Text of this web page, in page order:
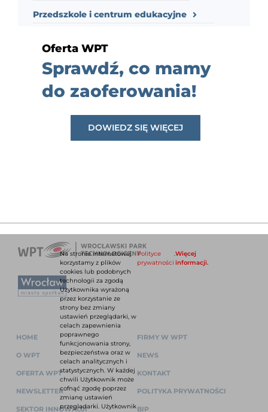
Oferta WPT
Sprawdź, co mamy
do zaoferowania!
DOWIEDZ SIĘ WIĘCEJ
Przedszkole i centrum edukacyjne
HOME
O WPT
OFERTA WPT
NEWSLETTER
SEKTOR INNOWACJI
FIRMY W WPT
NEWS
KONTAKT
POLITYKA PRYWATNOŚCI
BIP
Na stronie internetowej
korzystamy z plików
cookies lub podobnych
technologii za zgodą
Użytkownika wyrażoną
przez korzystanie ze
strony bez zmiany
ustawień przeglądarki, w
celach zapewnienia
poprawnego
funkcjonowania strony,
bezpieczeństwa oraz w
celach analitycznych i
statystycznych. W każdej
chwili Użytkownik może
cofnąć zgodę poprzez
zmianę ustawień
przeglądarki. Użytkownik
Polityce
prywatności
Więcej
informacji.